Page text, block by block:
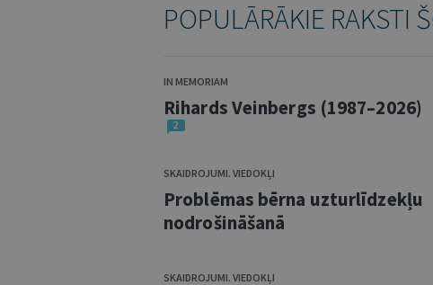
POPULĀRĀKIE RAKSTI
IN MEMORIAM
Rihards Veinbergs (1987–2026)
2
SKAIDROJUMI. VIEDOKĻI
Problēmas bērna uzturlīdzekļu
nodrošināšanā
SKAIDROJUMI. VIEDOKĻI